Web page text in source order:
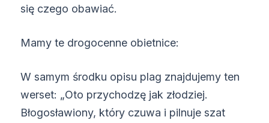
się czego obawiać.
Mamy te drogocenne obietnice:
W samym środku opisu plag znajdujemy ten
werset: „Oto przychodzę jak złodziej.
Błogosławiony, który czuwa i pilnuje szat